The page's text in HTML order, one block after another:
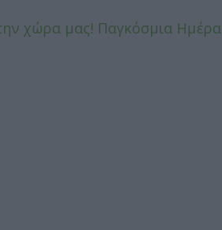
χώρα μας! Παγκόσμια Ημέρα